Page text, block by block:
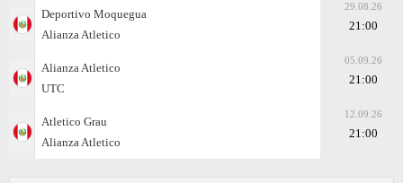
Deportivo Moquegua
Alianza Atletico
29.08.26
21:00
Alianza Atletico
UTC
05.09.26
21:00
Atletico Grau
Alianza Atletico
12.09.26
21:00